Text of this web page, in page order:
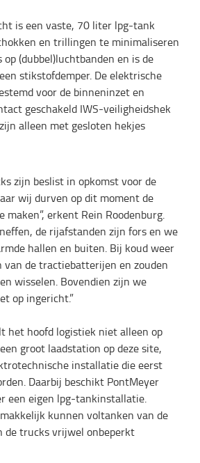
is een vaste, 70 liter lpg-tank
en trillingen te minimaliseren
(dubbel)luchtbanden en is de
stikstofdemper. De elektrische
voor de binneninzet en
geschakeld IWS-veiligheidshek
alleen met gesloten hekjes
zijn beslist in opkomst voor de
wij durven op dit moment de
erkent Rein Roodenburg.
de rijafstanden zijn fors en we
hallen en buiten. Bij koud weer
van de tractiebatterijen en zouden
wisselen. Bovendien zijn we
op ingericht.”
het hoofd logistiek niet alleen op
groot laadstation op deze site,
installatie die eerst
Daarbij beschikt PontMeyer
een eigen lpg-tankinstallatie.
kunnen voltanken van de
de trucks vrijwel onbeperkt